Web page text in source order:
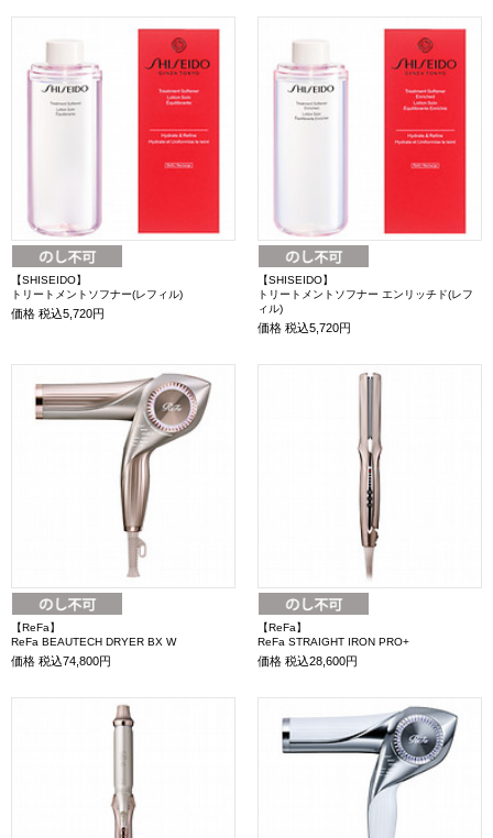
【SHISEIDO】
トリートメントソフナー(レフィル)
価格 税込5,720円
【SHISEIDO】
トリートメントソフナー エンリッチド(レフ
ィル)
価格 税込5,720円
【ReFa】
ReFa BEAUTECH DRYER BX W
価格 税込74,800円
【ReFa】
ReFa STRAIGHT IRON PRO+
価格 税込28,600円